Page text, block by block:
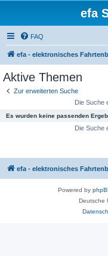
efa
FAQ
efa - elektronisches
Aktive Themen
Zur erweiterten Suche
Die Suche
Es wurden keine passenden
Die Suche
efa - elektronisches
Powered by
Deutsche